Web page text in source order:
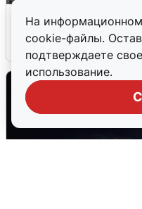
На
cookie-файлы.
подтверждаете свое
использование.
Сирены в Сочи:
6 августа 0